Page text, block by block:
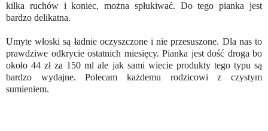
kilka ruchów i koniec, można spłukiwać. Do tego pianka jest
bardzo delikatna.
Umyte włoski są ładnie oczyszczone i nie przesuszone. Dla nas to
prawdziwe odkrycie ostatnich miesięcy. Pianka jest dość droga bo
około 44 zł za 150 ml ale jak sami wiecie produkty tego typu są
bardzo wydajne. Polecam każdemu rodzicowi z czystym
sumieniem.